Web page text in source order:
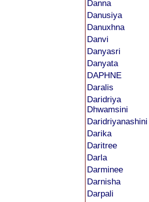
Danna
Danusiya
Danuxhna
Danvi
Danyasri
Danyata
DAPHNE
Daralis
Daridriya
Dhwamsini
Daridriyanashini
Darika
Daritree
Darla
Darminee
Darnisha
Darpali